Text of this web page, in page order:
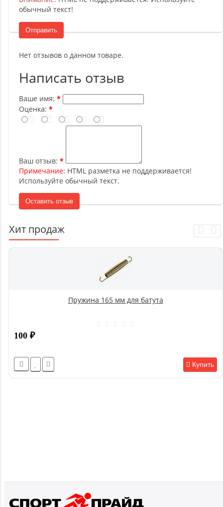
обычный текст!
Отправить
Нет отзывов о данном товаре.
Написать отзыв
Ваше имя:
Оценка:
Ваш отзыв:
Примечание: HTML разметка не поддерживается!
Используйте обычный текст.
Оставить отзыв
Хит продаж
Пружина 165 мм для батута
100 ₽
Купить